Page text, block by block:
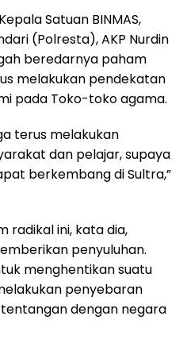
Satuan BINMAS,
(Polresta), AKP Nurdin
beredarnya paham
melakukan pendekatan
pada Toko-toko agama.
terus melakukan
dan pelajar, supaya
berkembang di Sultra,”
radikal ini, kata dia,
penyuluhan.
menghentikan suatu
penyebaran
dengan negara